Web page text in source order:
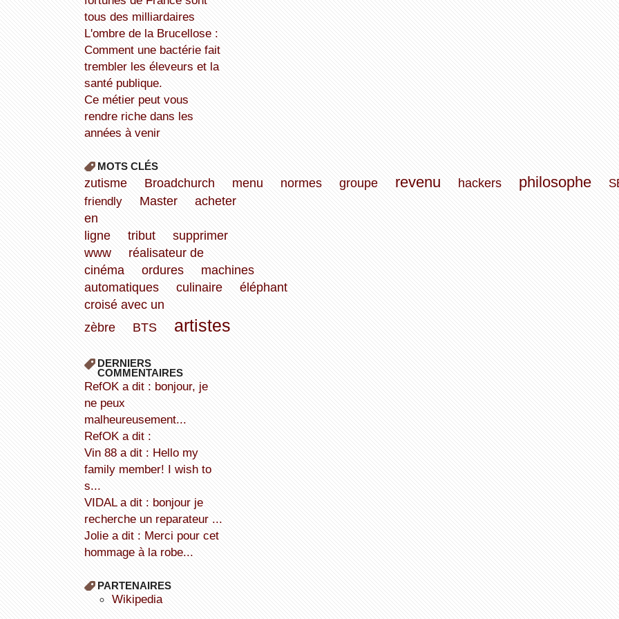
tous des milliardaires
L'ombre de la Brucellose :
Comment une bactérie fait
trembler les éleveurs et la
santé publique.
Ce métier peut vous
rendre riche dans les
années à venir
MOTS CLÉS
zutisme Broadchurch menu normes groupe revenu hackers philosophe
friendly
Master
acheter
en
ligne
tribut
supprimer
www
réalisateur de
cinéma
ordures
machines
automatiques
culinaire
éléphant
croisé avec un
zèbre
BTS artistes
DERNIERS
COMMENTAIRES
refOK a dit : bonjour, je
ne peux
malheureusement...
refOK a dit :
Vin 88 a dit : Hello my
family member! I wish to
s...
VIDAL a dit : bonjour je
recherche un reparateur ...
Jolie a dit : Merci pour cet
hommage à la robe...
PARTENAIRES
wikipedia